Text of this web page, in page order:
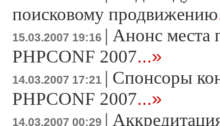
поисковому продвижению
15.03.2007 19:16 | Анонс места
PHPCONF 2007...»
14.03.2007 17:21 | Спонсоры
PHPCONF 2007...»
14.03.2007 00:29 |